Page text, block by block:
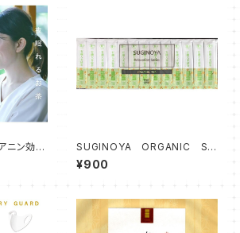
ニン効果
お茶 杉
上伊勢茶
SUGINOYA ORGANIC ST
ICK TEA 有機大麦緑茶粉末
茶 0.5g×30本入・安心のオー
¥900